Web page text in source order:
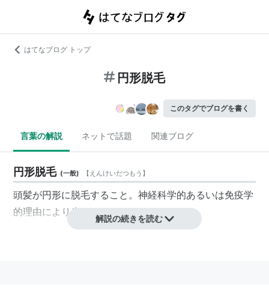
はてなブログ トップ
円形脱毛
このタグでブログを書く
言葉の解説 ネットで話題 関連ブログ
円形脱毛 (一般) 【 えんけいだつもう 】
頭髪が円形に脱毛すること。神経科学的あるいは免疫学
的理由により生じる。
解説の続きを読む